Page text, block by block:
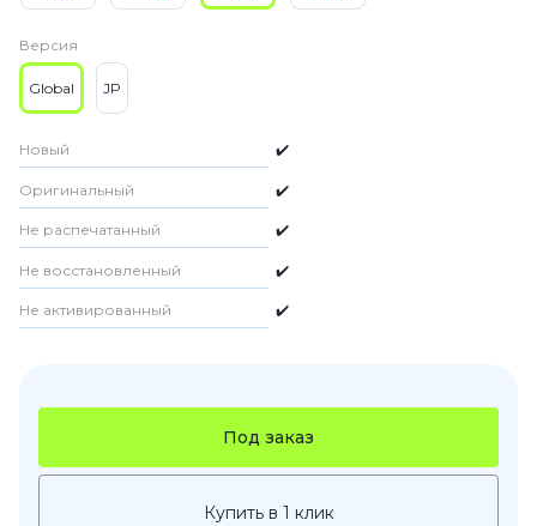
Версия
Global JP
Новый ✔️
Оригинальный ✔️
Не распечатанный ✔️
Не восстановленный ✔️
Не активированный ✔️
Под заказ
Купить в 1 клик